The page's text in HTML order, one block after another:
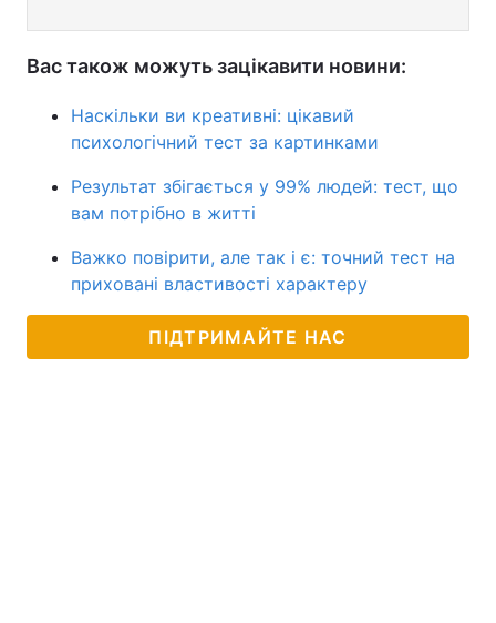
Вас також можуть зацікавити новини:
Наскільки ви креативні: цікавий
психологічний тест за картинками
Результат збігається у 99% людей: тест, що
вам потрібно в житті
Важко повірити, але так і є: точний тест на
приховані властивості характеру
ПІДТРИМАЙТЕ НАС